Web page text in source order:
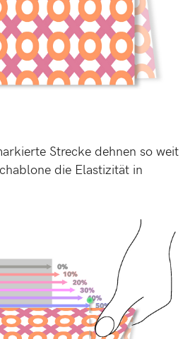
Strecke dehnen so weit
die Elastizität in